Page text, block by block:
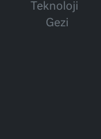
Teknoloji
Gezi